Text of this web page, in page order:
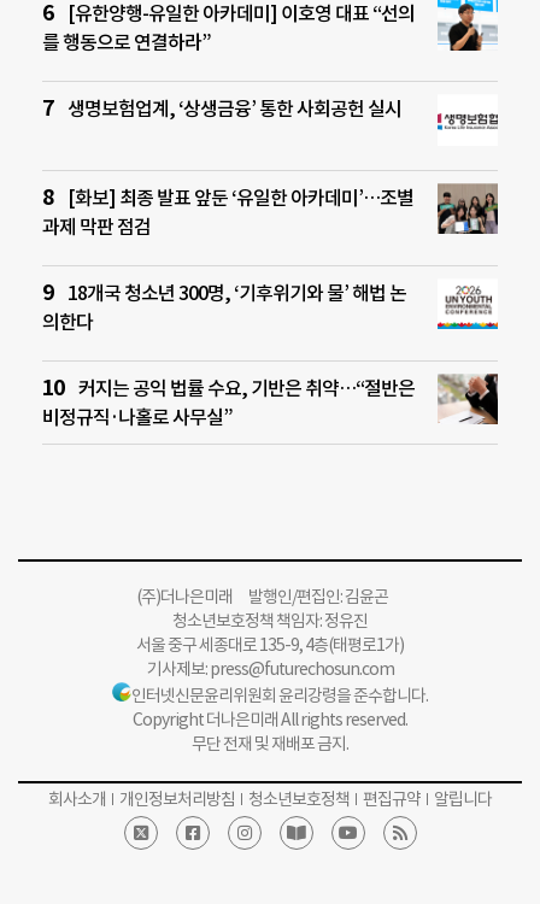
[유한양행-유일한 아카데미] 이호영 대표 “선의
를 행동으로 연결하라”
생명보험업계, ‘상생금융’ 통한 사회공헌 실시
[화보] 최종 발표 앞둔 ‘유일한 아카데미’…조별
과제 막판 점검
18개국 청소년 300명, ‘기후위기와 물’ 해법 논
의한다
커지는 공익 법률 수요, 기반은 취약…“절반은
비정규직·나홀로 사무실”
(주)더나은미래 발행인/편집인: 김윤곤
청소년보호정책 책임자: 정유진
서울 중구 세종대로 135-9, 4층(태평로1가)
기사제보:press@futurechosun.com
인터넷신문윤리위원회 윤리강령을 준수합니다.
Copyright 더나은미래 All rights reserved.
무단 전재 및 재배포 금지.
회사소개 개인정보처리방침 청소년보호정책 편집규약 알립니다